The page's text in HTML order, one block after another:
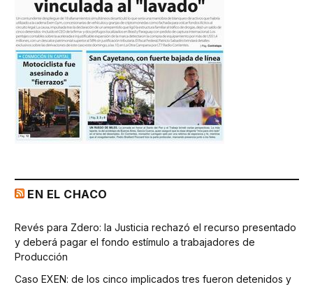
EN EL CHACO
Revés para Zdero: la Justicia rechazó el recurso presentado
y deberá pagar el fondo estímulo a trabajadores de
Producción
Caso EXEN: de los cinco implicados tres fueron detenidos y